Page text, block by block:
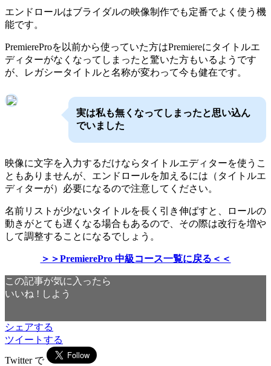
エンドロールはブライダルの映像制作でも定番でよく使う機
能です。
PremiereProを以前から使っていた方はPremiereにタイトルエ
ディターがなくなってしまったと驚いた方もいるようです
が、レガシータイトルと名称が変わって今も健在です。
実は私も無くなってしまったと思い込ん
でいました
映像に文字を入力するだけならタイトルエディターを使うこ
ともありませんが、エンドロールを加えるには（タイトルエ
ディターが）必要になるので注意してください。
名前リストが少ないタイトルを長く引き伸ばすと、ロールの
動きがとても遅くなる場合もあるので、その際は改行を増や
して調整することになるでしょう。
＞＞PremierePro 中級コース一覧に戻る＜＜
この記事が気に入ったら
いいね ! しよう
シェアする
ツイートする
Twitter で